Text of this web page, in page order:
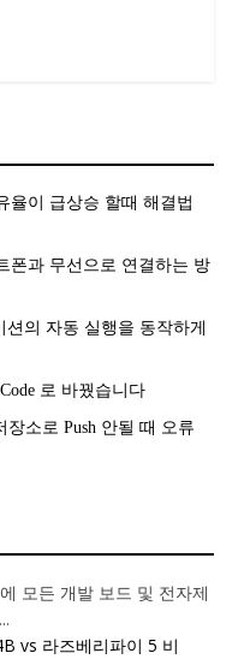
율이 급상승 할때 해결법
폰과 무선으로 연결하는 방
의 자동 실행을 동작하게
로 바꿨습니다
장소로 Push 안될 때 오류
모든 개발 보드 및 전자제
vs 라즈베리파이 5 비